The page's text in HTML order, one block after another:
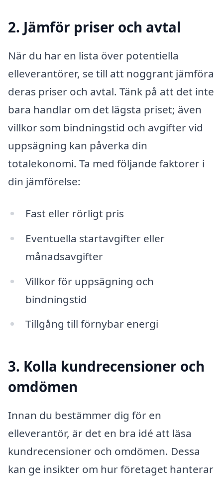
2. Jämför priser och avtal
När du har en lista över potentiella
elleverantörer, se till att noggrant jämföra
deras priser och avtal. Tänk på att det inte
bara handlar om det lägsta priset; även
villkor som bindningstid och avgifter vid
uppsägning kan påverka din
totalekonomi. Ta med följande faktorer i
din jämförelse:
Fast eller rörligt pris
Eventuella startavgifter eller
månadsavgifter
Villkor för uppsägning och
bindningstid
Tillgång till förnybar energi
3. Kolla kundrecensioner och
omdömen
Innan du bestämmer dig för en
elleverantör, är det en bra idé att läsa
kundrecensioner och omdömen. Dessa
kan ge insikter om hur företaget hanterar